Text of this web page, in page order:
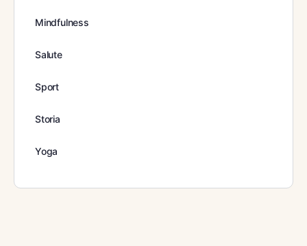
Mindfulness
Salute
Sport
Storia
Yoga